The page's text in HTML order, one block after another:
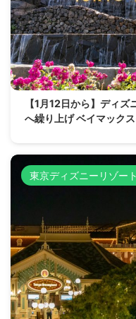
【1月12日から】ディ
へ繰り上げ ベイマック
東京ディズニーリゾート